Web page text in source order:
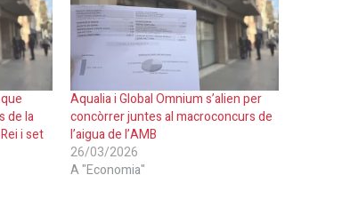
de la
i set
Aqualia i Global Omnium s’alien per
concòrrer juntes al macroconcurs de
l’aigua de l’AMB
26/03/2026
A "Economia"